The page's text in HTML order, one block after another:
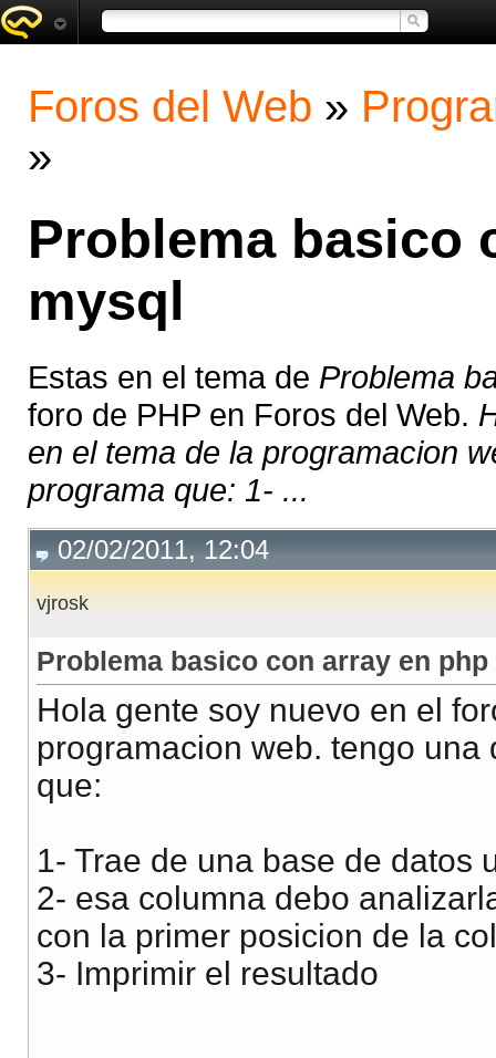
Foros del Web »
»
Problema basico
mysql
Estas en el tema de Problema
foro de PHP en Foros del Web.
en el tema de la programacion
programa que: 1- ...
02/02/2011, 12:04
vjrosk
Problema basico con array en
Hola gente soy nuevo en el
programacion web. tengo
que:
1- Trae de una base de datos
2- esa columna debo
con la primer posicion de la
3- Imprimir el resultado